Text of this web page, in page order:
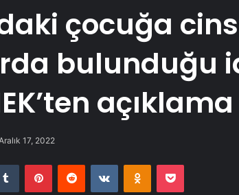
çocuğa
bulunduğu
açıklama
17, 2022
Tumblr PinterestReddit VKontakteOdnoklassniki
Pocket